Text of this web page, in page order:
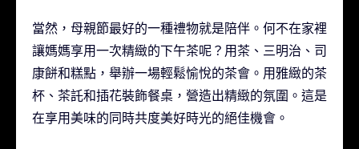
當然，母親節最好的一種禮物就是陪伴。何不在家裡
讓媽媽享用一次精緻的下午茶呢？用茶、三明治、司
康餅和糕點，舉辦一場輕鬆愉悅的茶會。用雅緻的茶
杯、茶託和插花裝飾餐桌，營造出精緻的氛圍。這是
在享用美味的同時共度美好時光的絕佳機會。